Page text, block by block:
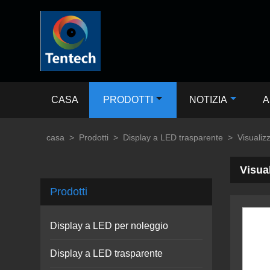
CASA PRODOTTI NOTIZIA
casa > Prodotti > Display a LED trasparente >
Prodotti
Display a LED per noleggio
Display a LED trasparente